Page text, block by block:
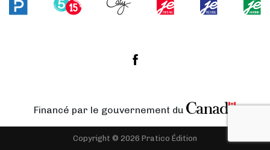
Financé par le gouvernement du
Copyright © 2026 Pratico Édition